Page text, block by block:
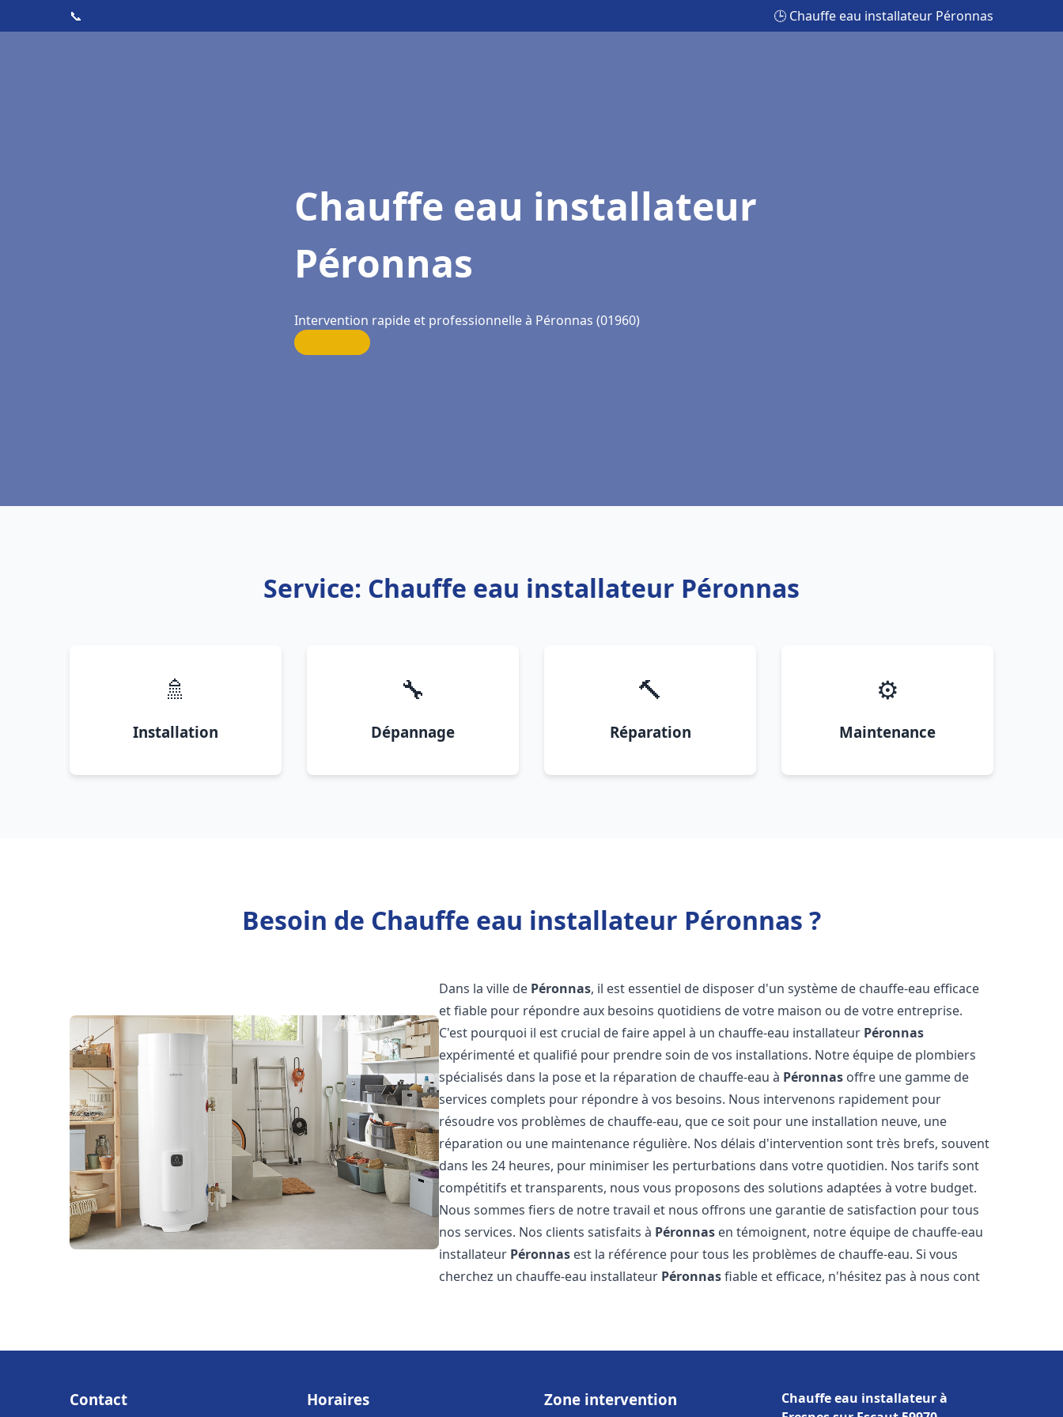
📞 🕒 Chauffe eau installateur Péronnas
Chauffe eau installateur
Péronnas
Intervention rapide et professionnelle à Péronnas (01960)
Service: Chauffe eau installateur Péronnas
🚿
Installation
🔧
Dépannage
🔨
Réparation
⚙️
Maintenance
Besoin de Chauffe eau installateur Péronnas ?
Dans la ville de Péronnas, il est essentiel de disposer d'un système de chauffe-eau efficace
et fiable pour répondre aux besoins quotidiens de votre maison ou de votre entreprise.
C'est pourquoi il est crucial de faire appel à un chauffe-eau installateur Péronnas
expérimenté et qualifié pour prendre soin de vos installations. Notre équipe de plombiers
spécialisés dans la pose et la réparation de chauffe-eau à Péronnas offre une gamme de
services complets pour répondre à vos besoins. Nous intervenons rapidement pour
résoudre vos problèmes de chauffe-eau, que ce soit pour une installation neuve, une
réparation ou une maintenance régulière. Nos délais d'intervention sont très brefs, souvent
dans les 24 heures, pour minimiser les perturbations dans votre quotidien. Nos tarifs sont
compétitifs et transparents, nous vous proposons des solutions adaptées à votre budget.
Nous sommes fiers de notre travail et nous offrons une garantie de satisfaction pour tous
nos services. Nos clients satisfaits à Péronnas en témoignent, notre équipe de chauffe-eau
installateur Péronnas est la référence pour tous les problèmes de chauffe-eau. Si vous
cherchez un chauffe-eau installateur Péronnasfiable et efficace, n'hésitez pas à nous cont
Contact Horaires Zone intervention
Chauffe eau installateur à